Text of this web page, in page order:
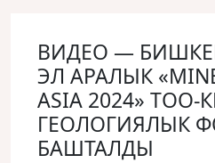
ВИДЕО —
ЭЛ АРАЛЫК
ASIA 2024» ТОО-
ГЕОЛОГИЯЛЫК
БАШТАЛДЫ